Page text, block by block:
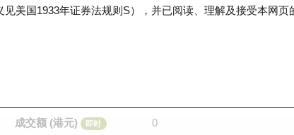
美国1933年证券法规则S），并已阅读、理解及接受本网页
科技指数
成交额 (港元)
即时 0